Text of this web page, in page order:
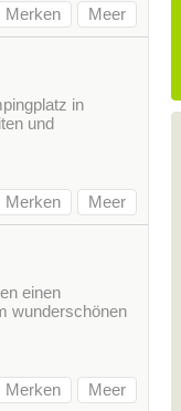
Meer
Merken
in
und
Meer
Merken
einen
wunderschönen
Meer
Merken